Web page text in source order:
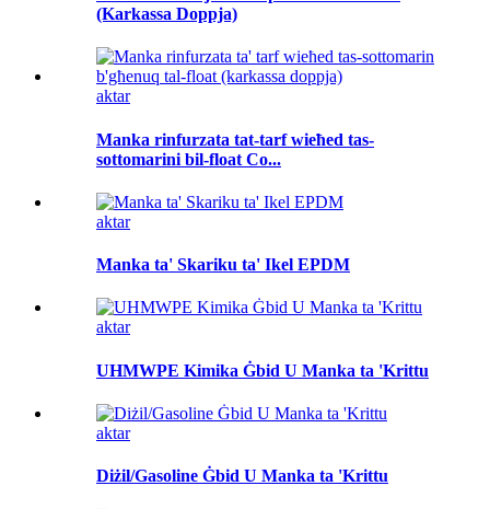
(Karkassa Doppja)
aktar
Manka rinfurzata tat-tarf wieħed tas-
sottomarini bil-float Co...
aktar
Manka ta' Skariku ta' Ikel EPDM
aktar
UHMWPE Kimika Ġbid U Manka ta 'Krittu
aktar
Diżil/Gasoline Ġbid U Manka ta 'Krittu